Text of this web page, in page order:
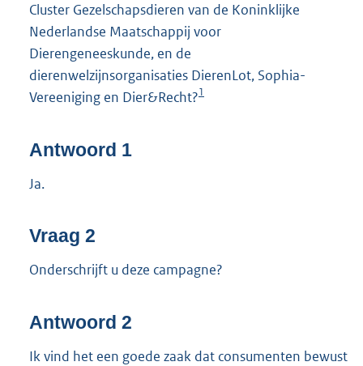
Cluster Gezelschapsdieren van de Koninklijke
Nederlandse Maatschappij voor
Dierengeneeskunde, en de
dierenwelzijnsorganisaties DierenLot, Sophia-
Vereeniging en Dier&Recht?1
Antwoord 1
Ja.
Vraag 2
Onderschrijft u deze campagne?
Antwoord 2
Ik vind het een goede zaak dat consumenten bewust